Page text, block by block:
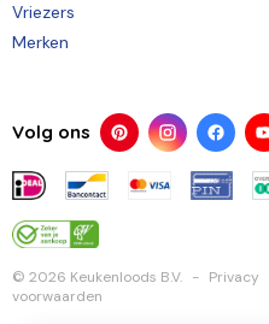
Vriezers
Merken
Volg ons
© 2026 Keukenloods B.V. Privacy
voorwaarden